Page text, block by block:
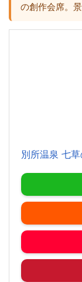
の創作会席。
別所温泉 七